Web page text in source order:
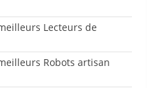
Lecteurs de
Robots artisan